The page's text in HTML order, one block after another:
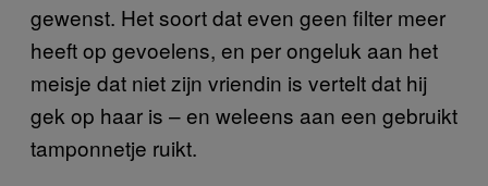
gewenst. Het soort dat even geen filter meer
heeft op gevoelens, en per ongeluk aan het
meisje dat niet zijn vriendin is vertelt dat hij
gek op haar is – en weleens aan een gebruikt
tamponnetje ruikt.